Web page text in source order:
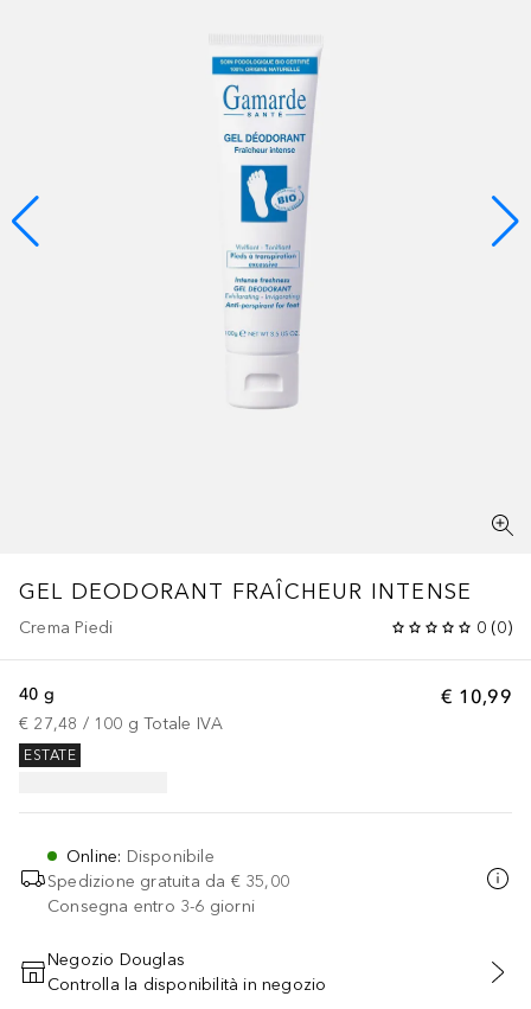
GEL DEODORANT FRAÎCHEUR INTENSE
Crema Piedi 0 (0)
€ 10,99
40 g
€ 27,48 / 100 g Totale IVA
ESTATE
Online: Disponibile
Spedizione gratuita da € 35,00
Consegna entro 3-6 giorni
AGGIUNGI AL CARRELLO
Negozio Douglas
Controlla la disponibilità in negozio